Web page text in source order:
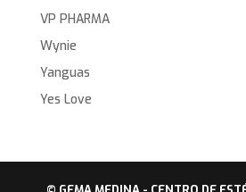
VP PHARMA
Wynie
Yanguas
Yes Love